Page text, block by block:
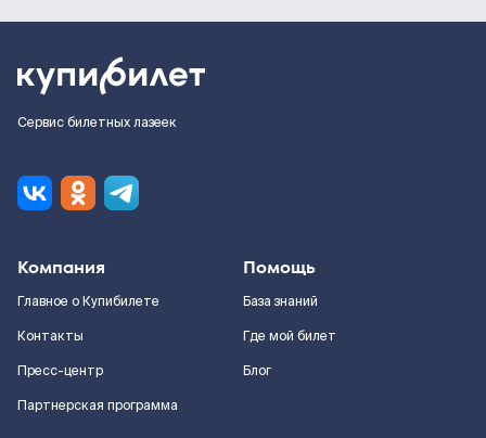
Сервис билетных лазеек
Компания
Главное о Купибилете
Контакты
Пресс-центр
Партнерская программа
Помощь
База знаний
Где мой билет
Блог